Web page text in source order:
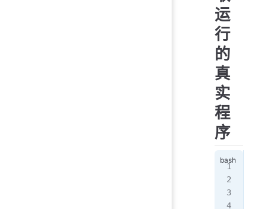
运
行
的
真
实
程
序